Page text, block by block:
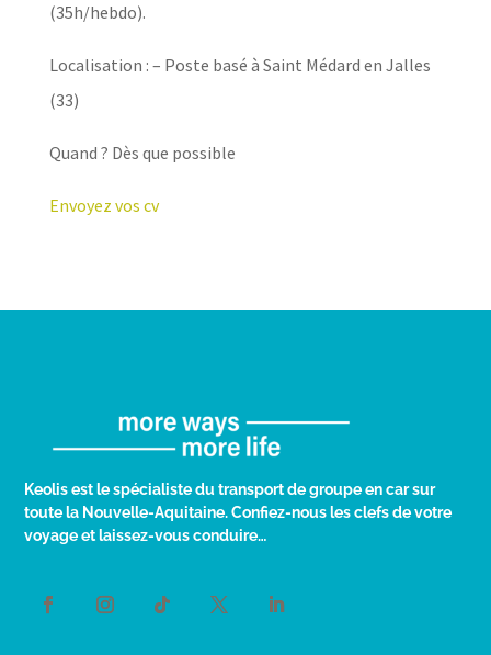
(35h/hebdo).
Localisation : – Poste basé à Saint Médard en Jalles
(33)
Quand ? Dès que possible
Envoyez vos cv
Keolis est le spécialiste du transport de groupe en car sur
toute la Nouvelle-Aquitaine. Confiez-nous les clefs de votre
voyage et laissez-vous conduire…